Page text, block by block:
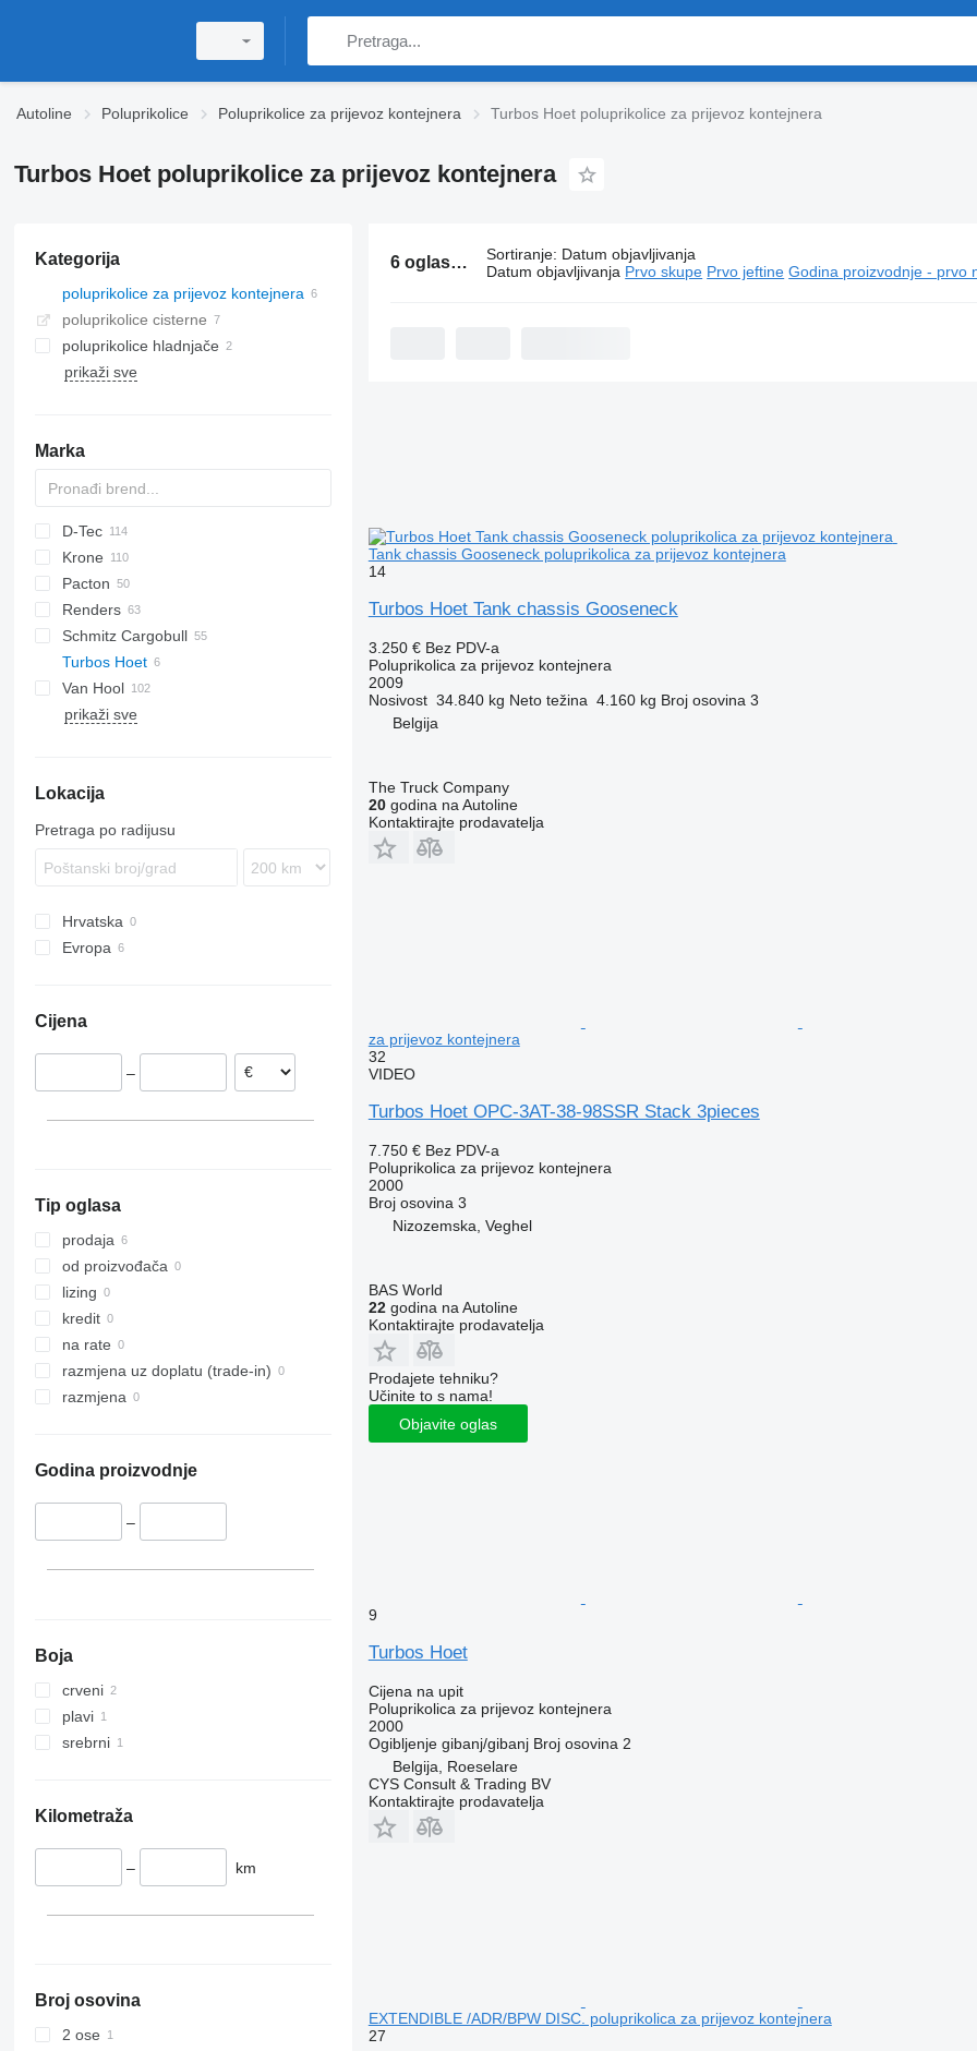
Autoline Poluprikolice Poluprikolice za prijevoz kontejnera Turbos Hoet poluprikolice za prijevoz kontejnera
Turbos Hoet poluprikolice za prijevoz kontejnera
Kategorija
poluprikolice za prijevoz kontejnera
poluprikolice cisterne
poluprikolice hladnjače
prikaži sve
Marka
2 series
3 series
4 series
5 series
ADR
BPO
CCS
D-Tec
CT
FT
EF
Sliding
Stack
ADR
OPL
OPP
SDS
T-series
SB
Krone
SD
SDC
SC
XS
S 24
SW
0-2
0-3
O-3
G-series
SL
S-series
Pacton
ET3
T-series
TXC
Renders
Euro
ROC
Kaiser
Schmitz Cargobull
S-series
SCB
SCF
SPA
CS
SP
Turbos Hoet
Van Hool
A-series
LPRS
NS
38
prikaži sve
Lokacija
Pretraga po radijusu
Hrvatska
Evropa
Cijena
–
Tip oglasa
prodaja
od proizvođača
lizing
kredit
na rate
razmjena uz doplatu (trade-in)
razmjena
Godina proizvodnje
–
Boja
crveni
plavi
srebrni
Kilometraža
– km
Broj osovina
2 ose
6 oglasa: Turbos Hoet poluprikolice za prijevoz kontejnera
Sortiranje: Datum objavljivanja
Datum objavljivanja Prvo skupe Prvo jeftine Godina proizvodnje - prvo
Tank chassis Gooseneck poluprikolica za prijevoz kontejnera
14
Turbos Hoet Tank chassis Gooseneck
3.250 € Bez PDV-a
Poluprikolica za prijevoz kontejnera
2009
Nosivost 34.840 kg Neto težina 4.160 kg Broj osovina 3
Belgija
The Truck Company
20godina na Autoline
Kontaktirajte prodavatelja
za prijevoz kontejnera
32
VIDEO
Turbos Hoet OPC-3AT-38-98SSR Stack 3pieces
7.750 € Bez PDV-a
Poluprikolica za prijevoz kontejnera
2000
Broj osovina 3
Nizozemska, Veghel
BAS World
22godina na Autoline
Kontaktirajte prodavatelja
Prodajete tehniku?
Učinite to s nama!
Objavite oglas
9
Turbos Hoet
Cijena na upit
Poluprikolica za prijevoz kontejnera
2000
Ogibljenje gibanj/gibanj Broj osovina 2
Belgija, Roeselare
CYS Consult & Trading BV
Kontaktirajte prodavatelja
EXTENDIBLE /ADR/BPW DISC. poluprikolica za prijevoz kontejnera
27